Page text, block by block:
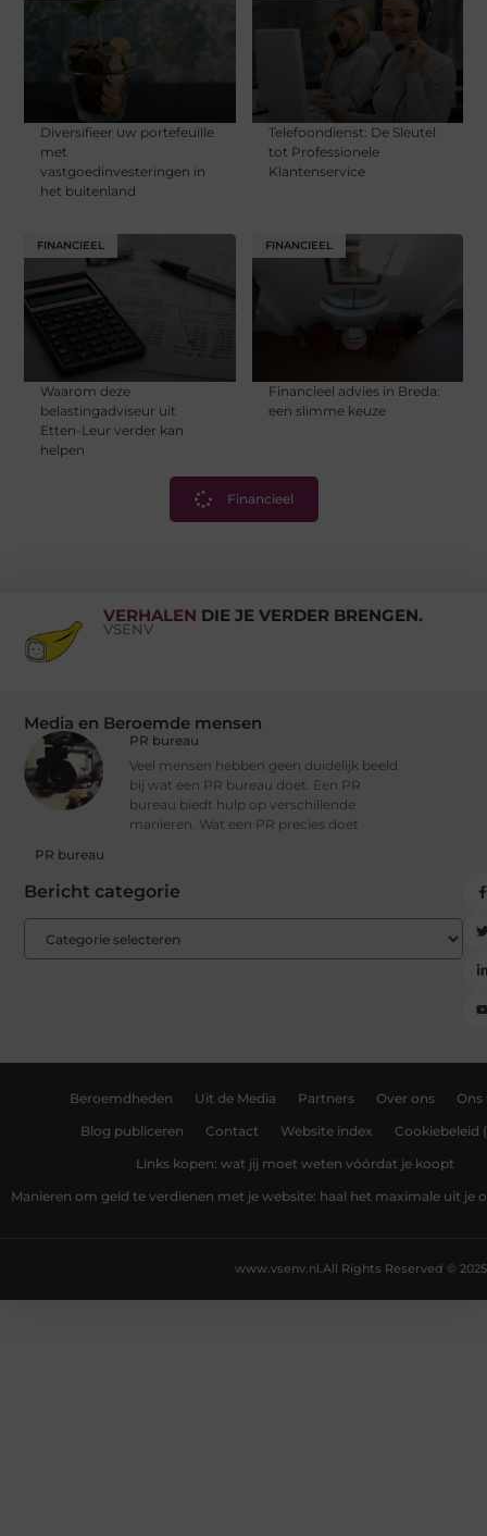
Diversifieer uw portefeuille
met
vastgoedinvesteringen in
het buitenland
Telefoondienst: De Sleutel
tot Professionele
Klantenservice
FINANCIEEL
Waarom deze
belastingadviseur uit
Etten-Leur verder kan
helpen
FINANCIEEL
Financieel advies in Breda:
een slimme keuze
Financieel
VERHALEN DIE JE VERDER BRENGEN.
VSENV
Media en Beroemde mensen
PR bureau
Veel mensen hebben geen duidelijk beeld
bij wat een PR bureau doet. Een PR
bureau biedt hulp op verschillende
manieren. Wat een PR precies doet
PR bureau
Bericht categorie
Beroemdheden Uit de Media Partners Over ons Ons
Blog publiceren Contact Website index Cookiebeleid
Links kopen: wat jij moet weten vóórdat je koopt
Manieren om geld te verdienen met je website: haal het maximale uit je
All Rights Reserved © 2025
www.vsenv.nl.